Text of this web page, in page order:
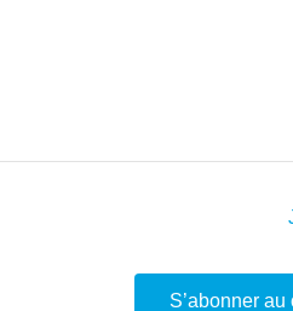
S’abonner